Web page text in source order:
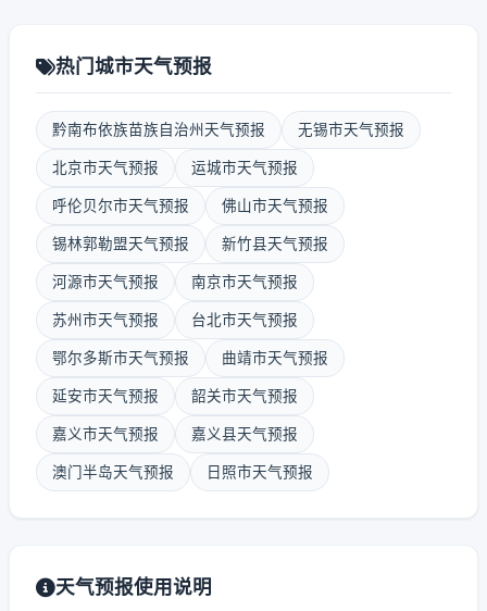
热门城市天气预报
黔南布依族苗族自治州天气预报 无锡市天气预报
北京市天气预报 运城市天气预报
呼伦贝尔市天气预报 佛山市天气预报
锡林郭勒盟天气预报 新竹县天气预报
河源市天气预报 南京市天气预报
苏州市天气预报 台北市天气预报
鄂尔多斯市天气预报 曲靖市天气预报
延安市天气预报 韶关市天气预报
嘉义市天气预报 嘉义县天气预报
澳门半岛天气预报 日照市天气预报
天气预报使用说明